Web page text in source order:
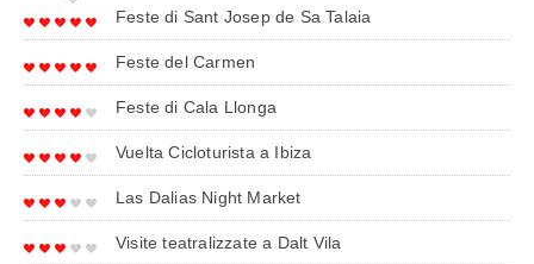
Feste di Sant Josep de Sa Talaia
Feste del Carmen
Feste di Cala Llonga
Vuelta Cicloturista a Ibiza
Las Dalias Night Market
Visite teatralizzate a Dalt Vila